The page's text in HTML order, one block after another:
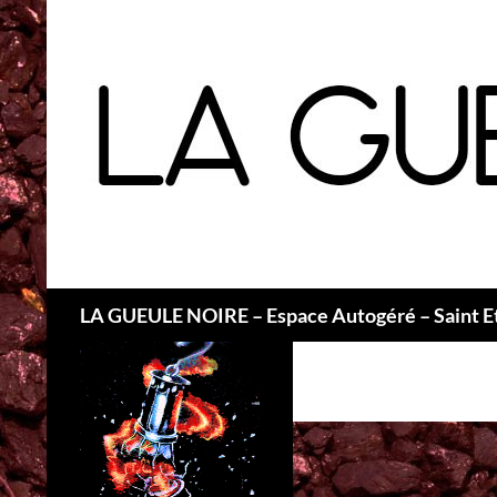
LA GUEULE NOIRE – Espace Autogéré – Saint